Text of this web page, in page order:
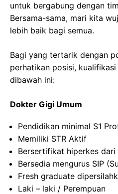
untuk bergabung dengan
Bersama-sama, mari kita
lebih baik bagi semua.
Bagi yang tertarik dengan
perhatikan posisi,
dibawah ini:
Dokter Gigi Umum
Pendidikan minimal S1
Memiliki STR Aktif
Bersertifikat hiperkes dari
Bersedia mengurus SIP
Fresh graduate
Laki – laki / Perempuan